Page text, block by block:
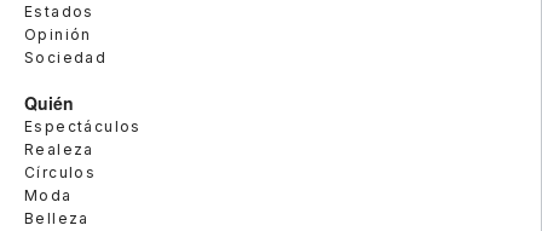
Estados
Opinión
Sociedad
Quién
Espectáculos
Realeza
Círculos
Moda
Belleza